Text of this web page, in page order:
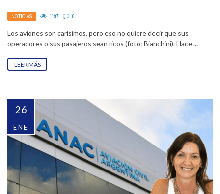
NOTICIAS 1197 0
Los aviones son carísimos, pero eso no quiere decir que sus
operadores o sus pasajeros sean ricos (foto: Bianchini). Hace ...
LEER MÁS
26
ENE